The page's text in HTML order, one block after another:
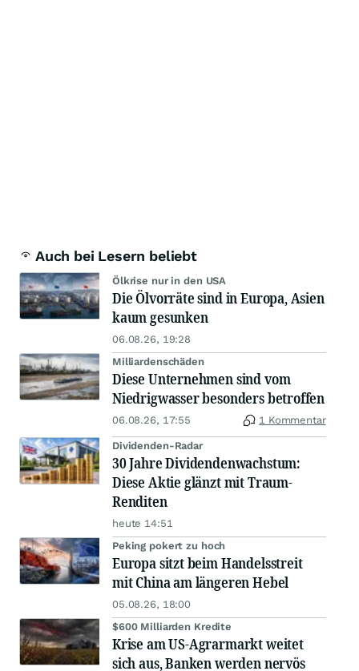
Auch bei Lesern beliebt
Ölkrise nur in den USA
Die Ölvorräte sind in Europa, Asien
kaum gesunken
06.08.26, 19:28
Milliardenschäden
Diese Unternehmen sind vom
Niedrigwasser besonders betroffen
06.08.26, 17:55 1 Kommentar
Dividenden-Radar
30 Jahre Dividendenwachstum:
Diese Aktie glänzt mit Traum-
Renditen
heute 14:51
Peking pokert zu hoch
Europa sitzt beim Handelsstreit
mit China am längeren Hebel
05.08.26, 18:00
$600 Milliarden Kredite
Krise am US-Agrarmarkt weitet
sich aus, Banken werden nervös